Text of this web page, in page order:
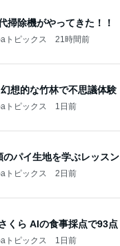
掃除機がやってきた！！
トピックス 21時間前
想的な竹林で不思議体験
トピックス 1日前
のパイ生地を学ぶレッスン
トピックス 2日前
さくら AIの食事採点で93点
トピックス 1日前